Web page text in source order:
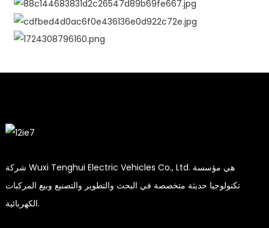
شركة Wuxi Tenghui Electric Vehicles Co., Ltd. هي مؤسسة
تكنولوجيا حديثة متخصصة في البحث والتطوير والتصنيع وبيع المركبات
الكهربائية.